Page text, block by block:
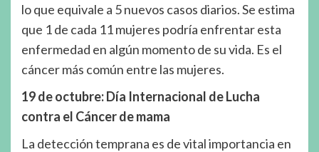
lo que equivale a 5 nuevos casos diarios. Se estima
que 1 de cada 11 mujeres podría enfrentar esta
enfermedad en algún momento de su vida. Es el
cáncer más común entre las mujeres.
19 de octubre: Día Internacional de Lucha
contra el Cáncer de mama
La detección temprana es de vital importancia en